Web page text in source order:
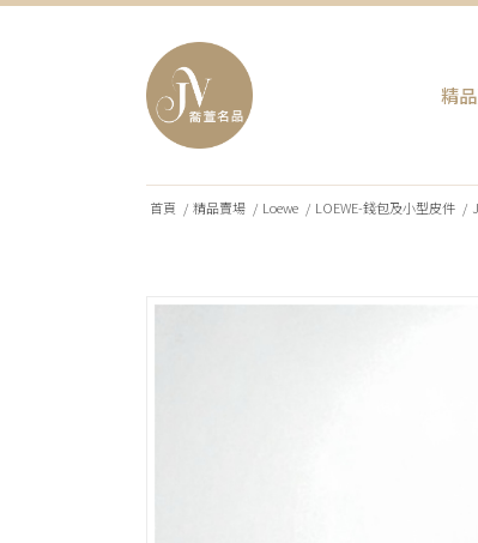
精
首頁 / 精品賣場 / Loewe / LOEWE-錢包及小型皮件 /